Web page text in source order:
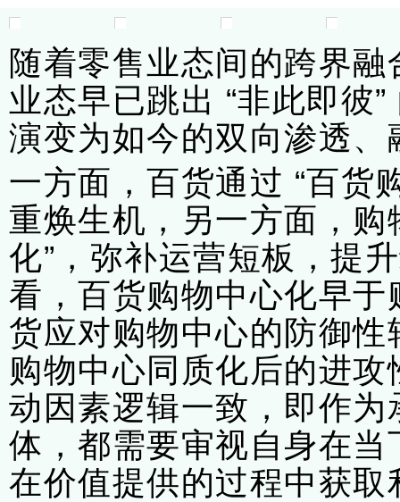
随着零售业态间的跨界
业态早已跳出 “非此即彼”
演变为如今的双向渗透、
一方面，百货通过 “百货
重焕生机，另一方面，购
化” ，弥补运营短板，提
看，百货购物中心化早
货应对购物中心的防御
购物中心同质化后的进
动因素逻辑一致，即作
体，都需要审视自身在
在价值提供的过程中获取